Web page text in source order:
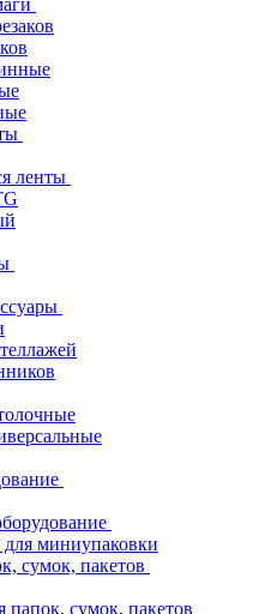
ленты
миниупаковки
сумок, пакетов
папок, сумок, пакетов